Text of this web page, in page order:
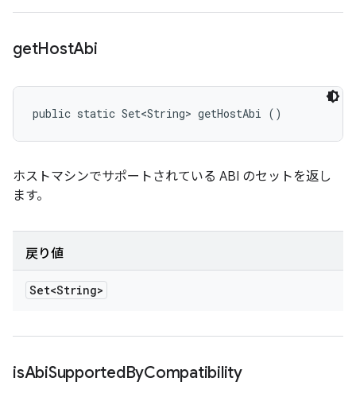
getHostAbi
public static Set<String> getHostAbi ()
ホストマシンでサポートされている ABI のセットを返し
ます。
戻り値
Set<String>
isAbiSupportedByCompatibility